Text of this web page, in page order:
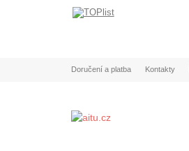
Doručení a platba Kontakty